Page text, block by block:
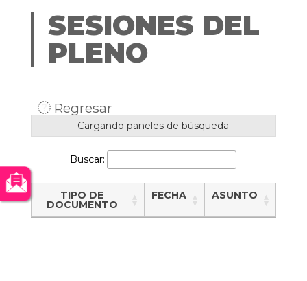
SESIONES DEL
PLENO
Regresar
Cargando paneles de búsqueda
Buscar:
TIPO DE
DOCUMENTO
FECHA ASUNTO